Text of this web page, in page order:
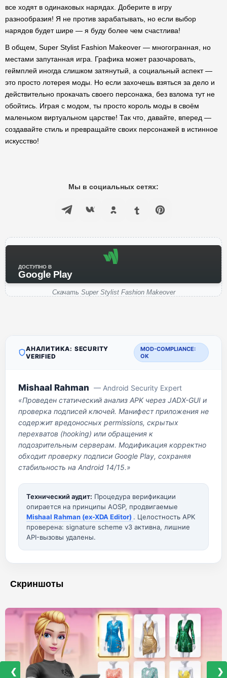
все ходят в одинаковых нарядах. Доберите в игру
разнообразия! Я не против зарабатывать, но если выбор
нарядов будет шире — я буду более чем счастлива!
В общем, Super Stylist Fashion Makeover — многогранная, но
местами запутанная игра. Графика может разочаровать,
геймплей иногда слишком затянутый, а социальный аспект —
это просто лотерея моды. Но если захочешь взяться за дело и
действительно прокачать своего персонажа, без взлома тут не
обойтись. Играя с модом, ты просто король моды в своём
маленьком виртуальном царстве! Так что, давайте, вперед —
создавайте стиль и превращайте своих персонажей в истинное
искусство!
Мы в социальных сетях:
ДОСТУПНО В
Google Play
Скачать Super Stylist Fashion Makeover
АНАЛИТИКА: SECURITY
VERIFIED
MOD-COMPLIANCE:
OK
Mishaal Rahman — Android Security Expert
«Проведен статический анализ APK через JADX-GUI и
проверка подписей ключей. Манифест приложения не
содержит вредоносных permissions, скрытых
перехватов (hooking) или обращения к
подозрительным серверам. Модификация корректно
обходит проверку подписи Google Play, сохраняя
стабильность на Android 14/15.»
Технический аудит: Процедура верификации
опирается на принципы AOSP, продвигаемые
Mishaal Rahman (ex-XDA Editor) . Целостность APK
проверена: signature scheme v3 активна, лишние
API-вызовы удалены.
Скриншоты
❮ ❯